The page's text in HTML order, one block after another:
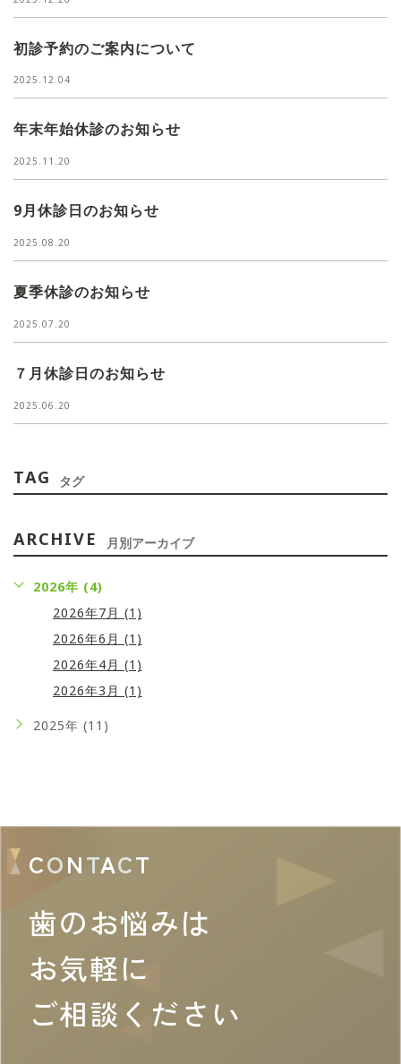
初診予約のご案内について
2025.12.04
年末年始休診のお知らせ
2025.11.20
9月休診日のお知らせ
2025.08.20
夏季休診のお知らせ
2025.07.20
７月休診日のお知らせ
2025.06.20
TAG タグ
ARCHIVE 月別アーカイブ
2026年 (4)
2026年7月 (1)
2026年6月 (1)
2026年4月 (1)
2026年3月 (1)
2025年 (11)
CONTACT
歯のお悩みは
お気軽に
ご相談ください